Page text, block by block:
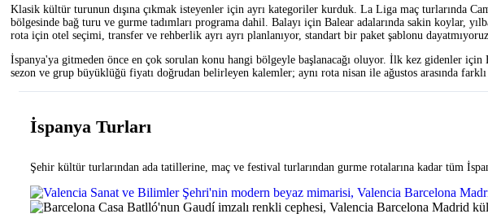
Hızlı Teklif Al
Quick view
Karşılaştır
Beğen
109€ 'dan itibaren
-34% Mauritius⭐⭐⭐⭐⭐
Hızlı Teklif Al
Quick view
Klasik kültür turunun dışına çıkmak isteyenler için ayrı kategoriler kurduk. La Liga maç turlarında
bölgesinde bağ turu ve gurme tadımları programa dahil. Balayı için Balear adalarında sakin koylar,
rota için otel seçimi, transfer ve rehberlik ayrı ayrı planlanıyor, standart bir paket şablonu
İspanya'ya gitmeden önce en çok sorulan konu hangi bölgeyle başlanacağı oluyor. İlk kez gidenler
sezon ve grup büyüklüğü fiyatı doğrudan belirleyen kalemler; aynı rota nisan ile ağustos arasında
İspanya Turları
Şehir kültür turlarından ada tatillerine, maç ve festival turlarından gurme rotalarına kadar tüm